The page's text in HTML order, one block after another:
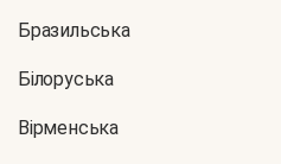
Бразильська
Білоруська
Вірменська